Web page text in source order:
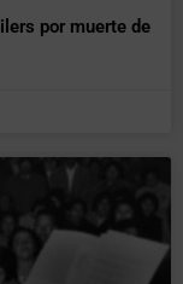
por muerte de